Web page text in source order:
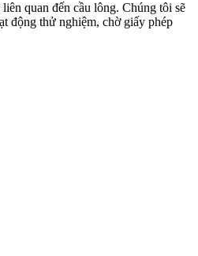
quan đến cầu lông. Chúng tôi sẽ
động thử nghiệm, chờ giấy phép